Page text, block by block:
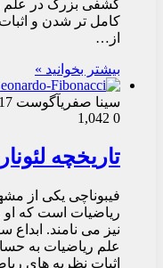
کشفی بزرگ در علم
کامل تر شدن و
از…
بیشتر بخوانید »
سینا صفریآگوست 17, 2023
0
تاریخچه
فیبوناچی یکی از
ریاضیات است که
نیز می نامند.
علم ریاضیات به
اثبات نظریه های